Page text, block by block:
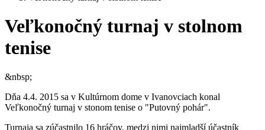
Veľkonočný turnaj v stolnom
tenise
&nbsp;
Dňa 4.4. 2015 sa v Kultúrnom dome v Ivanovciach konal
Veľkonočný turnaj v stonom tenise o "Putovný pohár".
Turnaja sa zúčastnilo 16 hráčov, medzi nimi najmladší účastník